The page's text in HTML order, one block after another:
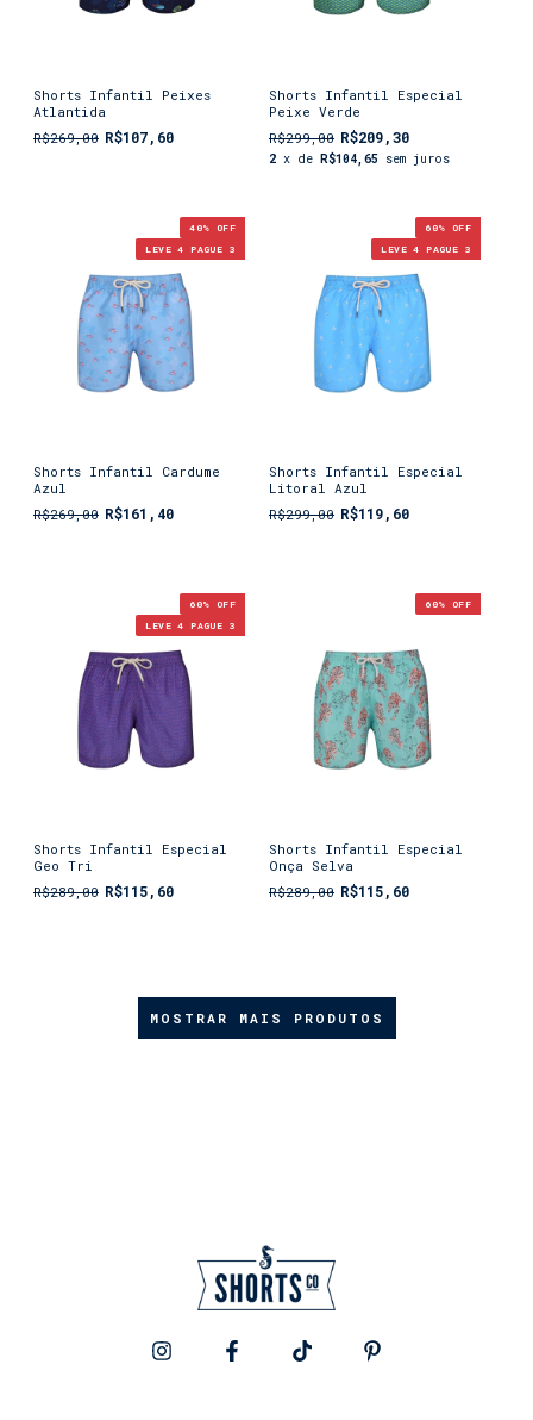
Shorts Infantil Peixes
Atlantida
R$269,00 R$107,60
Shorts Infantil Especial
Peixe Verde
R$299,00 R$209,30
2 x de R$104,65 sem juros
40% OFF
LEVE 4 PAGUE 3
Shorts Infantil Cardume
Azul
R$269,00 R$161,40
60% OFF
LEVE 4 PAGUE 3
Shorts Infantil Especial
Litoral Azul
R$299,00 R$119,60
60% OFF
LEVE 4 PAGUE 3
Shorts Infantil Especial
Geo Tri
R$289,00 R$115,60
60% OFF
Shorts Infantil Especial
Onça Selva
R$289,00 R$115,60
MOSTRAR MAIS PRODUTOS